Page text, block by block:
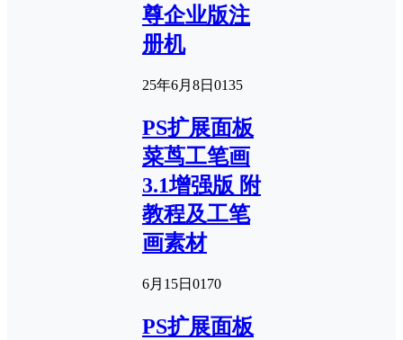
尊企业版注
册机
25年6月8日 0135
PS扩展面板
菜茑工笔画
3.1增强版 附
教程及工笔
画素材
6月15日 0170
PS扩展面板